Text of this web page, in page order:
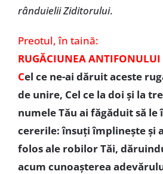
rânduielii Ziditorului.
Preotul, în taină:
RUGĂCIUNEA ANTIFONULUI
Cel ce ne-ai dăruit aceste
de unire, Cel ce la doi și la
numele Tău ai făgăduit să
cererile: însuți împlinește și
folos ale robilor Tăi,
acum cunoașterea